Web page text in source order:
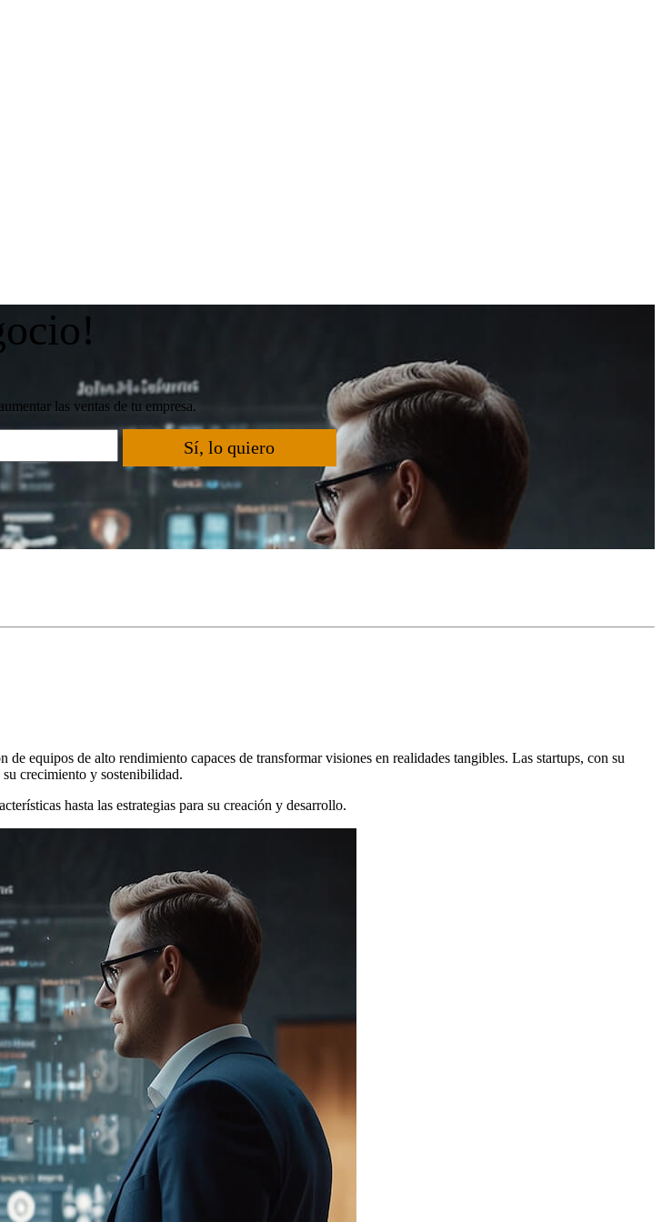
las ventas de tu empresa.
Sí, lo quiero
equipos de alto rendimiento capaces de transformar visiones en realidades tangibles. Las startups, con su
crecimiento y sostenibilidad.
hasta las estrategias para su creación y desarrollo.